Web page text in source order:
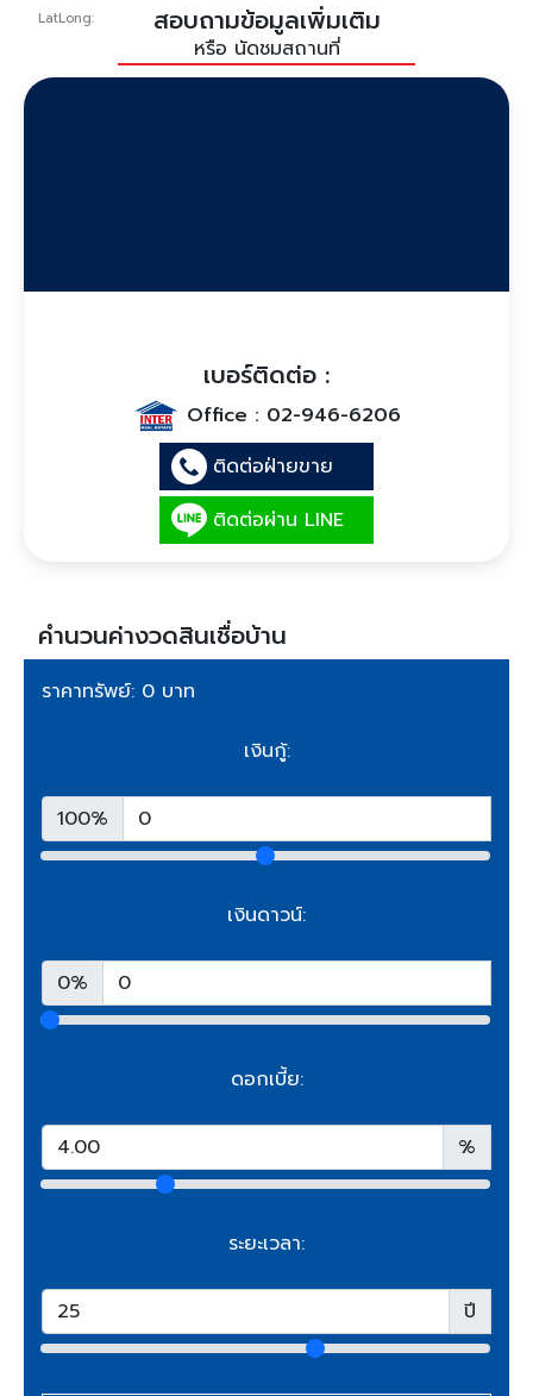
LatLong: สอบถามข้อมูลเพิ่มเติม
หรือ นัดชมสถานที่
เบอร์ติดต่อ :
Office : 02-946-6206
ติดต่อฝ่ายขาย
ติดต่อผ่าน LINE
คำนวนค่างวดสินเชื่อบ้าน
ราคาทรัพย์: 0 บาท
เงินกู้:
100%
เงินดาวน์:
0%
ดอกเบี้ย:
%
ระยะเวลา:
ปี